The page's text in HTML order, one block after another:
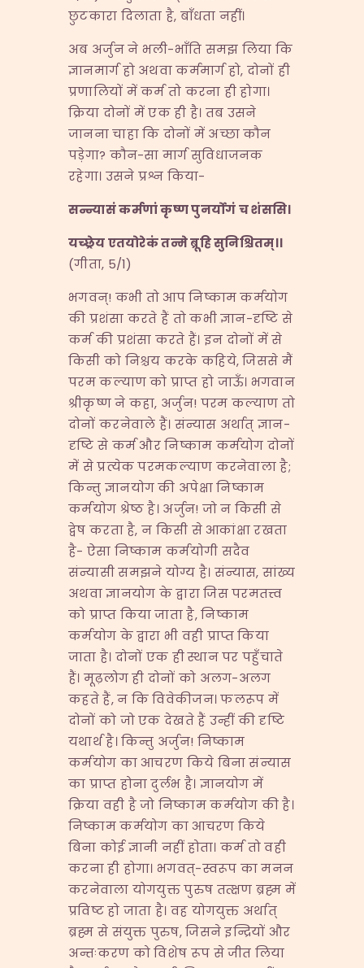
छुटकारा दिलाता है, बाँधता नहीं।
अब अर्जुन ने भली-भाँति समझ लिया कि
ज्ञानमार्ग हो अथवा कर्ममार्ग हो, दोनों ही
प्रणालियों में कर्म तो करना ही होगा।
क्रिया दोनों में एक ही है। तब उसने
जानना चाहा कि दोनों में अच्छा कौन
पड़ेगा? कौन-सा मार्ग सुविधाजनक
रहेगा। उसने प्रश्न किया-
सन्न्यासं कर्मणां कृष्ण पुनर्योगं च शंससि।
यच्छ्रेय एतयोरेकं तन्मे ब्रूहि सुनिश्चितम्।।
(गीता, 5/1)
भगवन्! कभी तो आप निष्काम कर्मयोग
की प्रशंसा करते हैं तो कभी ज्ञान-दृष्टि से
कर्म की प्रशंसा करते हैं। इन दोनों में से
किसी को निश्चय करके कहिये, जिससे मैं
परम कल्याण को प्राप्त हो जाऊँ। भगवान
श्रीकृष्ण ने कहा, अर्जुन! परम कल्याण तो
दोनों करनेवाले हैं। संन्यास अर्थात् ज्ञान-
दृष्टि से कर्म और निष्काम कर्मयोग दोनों
में से प्रत्येक परमकल्याण करनेवाला है;
किन्तु ज्ञानयोग की अपेक्षा निष्काम
कर्मयोग श्रेष्ठ है। अर्जुन! जो न किसी से
द्वेष करता है, न किसी से आकांक्षा रखता
है- ऐसा निष्काम कर्मयोगी सदैव
संन्यासी समझने योग्य है। संन्यास, सांख्य
अथवा ज्ञानयोग के द्वारा जिस परमतत्त्व
को प्राप्त किया जाता है, निष्काम
कर्मयोग के द्वारा भी वही प्राप्त किया
जाता है। दोनों एक ही स्थान पर पहुँचाते
हैं। मूढ़लोग ही दोनों को अलग-अलग
कहते हैं, न कि विवेकीजन। फलरूप में
दोनों को जो एक देखते हैं उन्हीं की दृष्टि
यथार्थ है। किन्तु अर्जुन! निष्काम
कर्मयोग का आचरण किये बिना संन्यास
का प्राप्त होना दुर्लभ है। ज्ञानयोग में
क्रिया वही है जो निष्काम कर्मयोग की है।
निष्काम कर्मयोग का आचरण किये
बिना कोई ज्ञानी नहीं होता। कर्म तो वही
करना ही होगा। भगवत्-स्वरूप का मनन
करनेवाला योगयुक्त पुरुष तत्क्षण ब्रह्म में
प्रविष्ट हो जाता है। वह योगयुक्त अर्थात्
ब्रह्म से संयुक्त पुरुष, जिसने इन्द्रियों और
अन्तःकरण को विशेष रूप से जीत लिया